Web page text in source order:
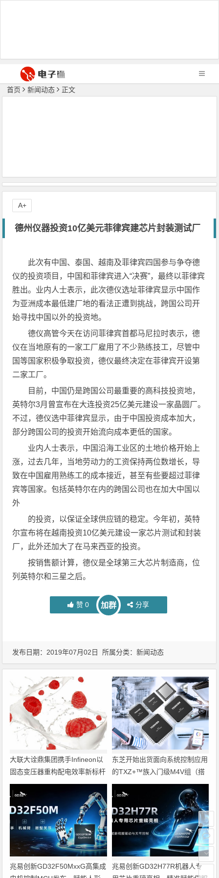
首页 新闻动态 正文
德州仪器投资10亿美元菲律宾建芯片封装测试厂
此次有中国、泰国、越南及菲律宾四国参与争夺德
仪的投资项目，中国和菲律宾进入“决赛”，最终以菲律宾
胜出。业内人士表示，此次德仪选址菲律宾显示中国作
为亚洲成本最低建厂地的看法正遭到挑战，跨国公司开
始寻找中国以外的投资地。
德仪高管今天在访问菲律宾首都马尼拉时表示，德
仪在当地原有的一家工厂雇用了不少熟练技工，尽管中
国等国家积极争取投资，德仪最终决定在菲律宾开设第
二家工厂。
目前，中国仍是跨国公司最重要的高科技投资地，
英特尔3月曾宣布在大连投资25亿美元建设一家晶圆厂。
不过，德仪选中菲律宾显示，由于中国投资成本加大，
部分跨国公司的投资开始流向成本更低的国家。
业内人士表示，中国沿海工业区的土地价格开始上
涨，过去几年，当地劳动力的工资保持两位数增长，导
致在中国雇用熟练工的成本接近，甚至有些要超过菲律
宾等国家。包括英特尔在内的跨国公司也在加大中国以
外
的投资，以保证全球供应链的稳定。今年初，英特
尔宣布将在越南投资10亿美元建设一家芯片测试和封装
厂，此外还加大了在马来西亚的投资。
按销售额计算，德仪是全球第三大芯片制造商，位
列英特尔和三星之后。
赞 0 加群 分享
A+
发布日期：2019年07月02日 所属分类：新闻动态
大联大诠鼎集团携手Infineon以
固态变压器重构配电效率新标杆
东芝开始出货面向系统控制应用
的TXZ+™族入门级M4V组（搭
载Arm Cortex‑M4内核的标准微
控制器）工程样品
兆易创新GD32F50MxxG高集成
兆易创新GD32H77R机器人专